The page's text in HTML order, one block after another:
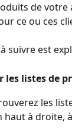
de votre
ce ou ces
suivre est
les listes de
les
haut à droite,